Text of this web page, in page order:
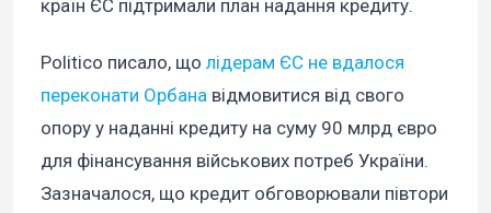
країн ЄС підтримали план надання кредиту.
Politico писало, що лідерам ЄС не вдалося
переконати Орбана відмовитися від свого
опору у наданні кредиту на суму 90 млрд євро
для фінансування військових потреб України.
Зазначалося, що кредит обговорювали півтори